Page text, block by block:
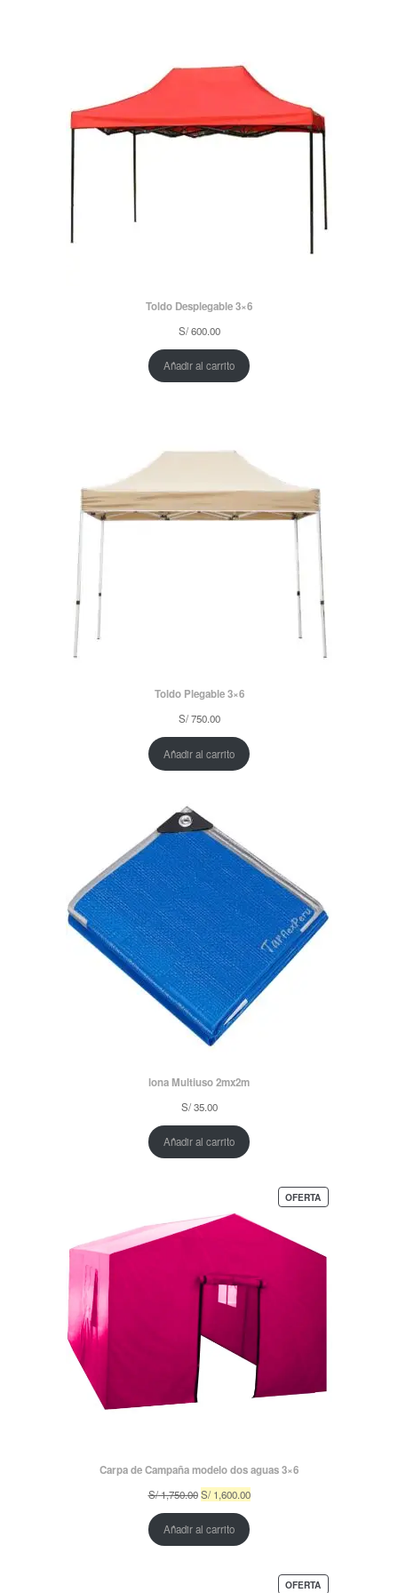
Toldo Desplegable 3×6
S/600.00
Añadir al carrito
Toldo Plegable 3×6
S/750.00
Añadir al carrito
lona Multiuso 2mx2m
S/35.00
Añadir al carrito
OFERTAPRODUCTO
EN
Carpa de Campaña modelo dos aguas 3×6
S/1,750.00 El
original
S/1,600.00El
actual
Añadir al carrito
OFERTAPRODUCTO